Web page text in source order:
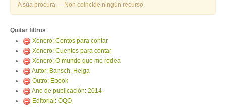
A súa procura - - Non coincide ningún recurso.
Quitar filtros
Xénero: Contos para contar
Xénero: Cuentos para contar
Xénero: O mundo que me rodea
Autor: Bansch, Helga
Outro: Ebook
Ano de publicación: 2014
Editorial: OQO